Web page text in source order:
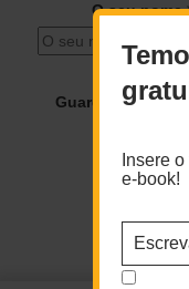
O seu nome
Guardar o meu
Insere
e-book!